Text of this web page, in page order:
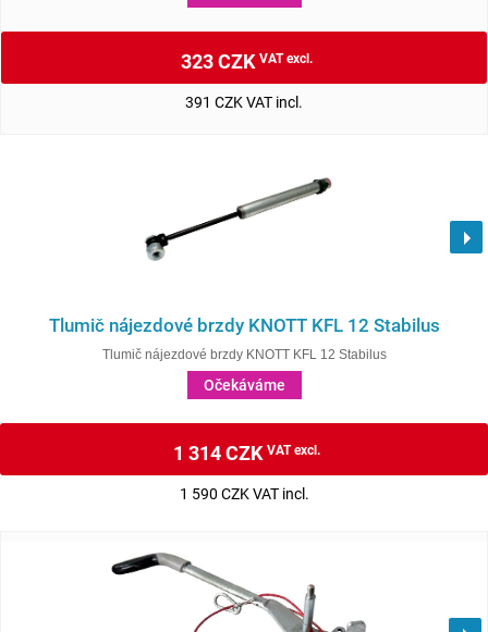
323 CZKVAT excl.
391 CZK VAT incl.
Tlumič nájezdové brzdy KNOTT KFL 12 Stabilus
Tlumič nájezdové brzdy KNOTT KFL 12 Stabilus
Očekáváme
1 314 CZKVAT excl.
1 590 CZK VAT incl.